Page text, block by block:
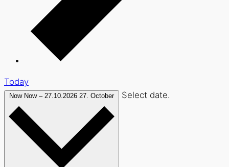
Today
Now Now – 27.10.2026 27. October Select date.